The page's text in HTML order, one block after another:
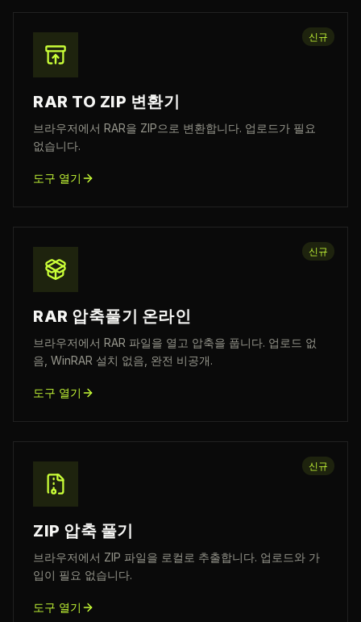
신규
RAR TO ZIP 변환기
브라우저에서 RAR을 ZIP으로 변환합니다. 업로드가 필요
없습니다.
도구 열기
신규
RAR 압축풀기 온라인
브라우저에서 RAR 파일을 열고 압축을 풉니다. 업로드 없
음, WinRAR 설치 없음, 완전 비공개.
도구 열기
신규
ZIP 압축 풀기
브라우저에서 ZIP 파일을 로컬로 추출합니다. 업로드와 가
입이 필요 없습니다.
도구 열기